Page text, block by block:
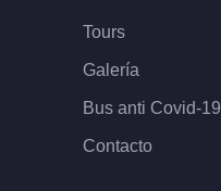
Tours
Galería
Bus anti Covid-19
Contacto